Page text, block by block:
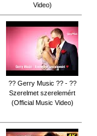
Video)
?? Gerry Music ?? - ??
Szerelmet szerelemért
(Official Music Video)